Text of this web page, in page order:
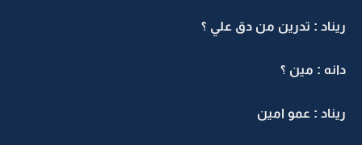
ريناد : تدرين من دق علي ؟
دانه : مين ؟
ريناد : عمو امين